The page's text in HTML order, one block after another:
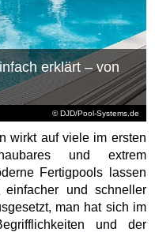
© DJD/Pool-Systems.de
erklärt – von
wirkt auf viele im ersten
und extrem
Fertigpools lassen
und schneller
man hat sich im
und der